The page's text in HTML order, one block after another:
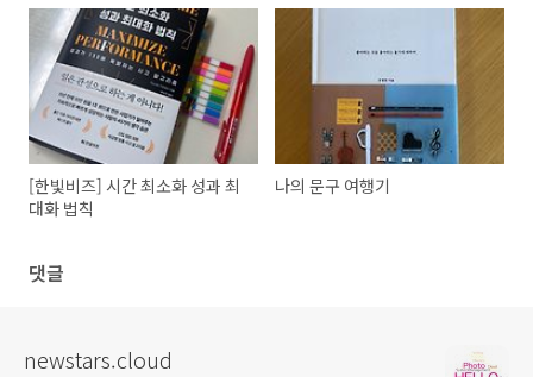
[한빛비즈] 시간 최소화 성과 최
대화 법칙
나의 문구 여행기
댓글
newstars.cloud